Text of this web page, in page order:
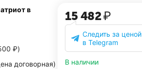
в
₽)
договорная)
15 482₽
Следить за ценой
в Telegram
В наличии